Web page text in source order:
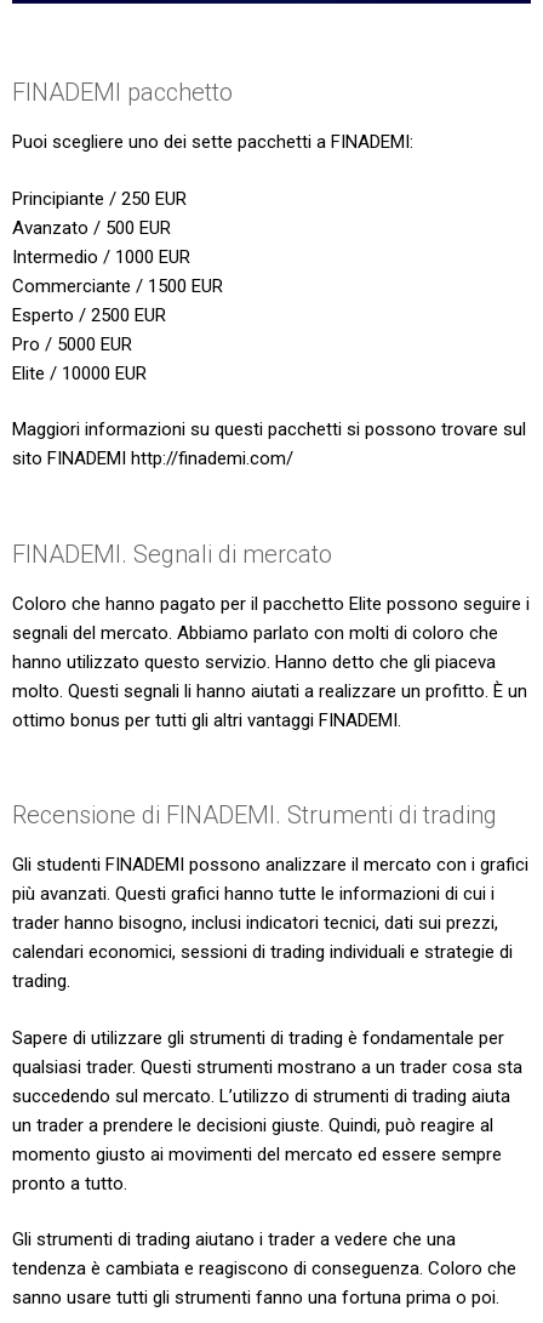
FINADEMI pacchetto
Puoi scegliere uno dei sette pacchetti a FINADEMI:
Principiante / 250 EUR
Avanzato / 500 EUR
Intermedio / 1000 EUR
Commerciante / 1500 EUR
Esperto / 2500 EUR
Pro / 5000 EUR
Elite / 10000 EUR
Maggiori informazioni su questi pacchetti si possono trovare sul
sito FINADEMI http://finademi.com/
FINADEMI. Segnali di mercato
Coloro che hanno pagato per il pacchetto Elite possono seguire i
segnali del mercato. Abbiamo parlato con molti di coloro che
hanno utilizzato questo servizio. Hanno detto che gli piaceva
molto. Questi segnali li hanno aiutati a realizzare un profitto. È un
ottimo bonus per tutti gli altri vantaggi FINADEMI.
Recensione di FINADEMI. Strumenti di trading
Gli studenti FINADEMI possono analizzare il mercato con i grafici
più avanzati. Questi grafici hanno tutte le informazioni di cui i
trader hanno bisogno, inclusi indicatori tecnici, dati sui prezzi,
calendari economici, sessioni di trading individuali e strategie di
trading.
Sapere di utilizzare gli strumenti di trading è fondamentale per
qualsiasi trader. Questi strumenti mostrano a un trader cosa sta
succedendo sul mercato. L’utilizzo di strumenti di trading aiuta
un trader a prendere le decisioni giuste. Quindi, può reagire al
momento giusto ai movimenti del mercato ed essere sempre
pronto a tutto.
Gli strumenti di trading aiutano i trader a vedere che una
tendenza è cambiata e reagiscono di conseguenza. Coloro che
sanno usare tutti gli strumenti fanno una fortuna prima o poi.